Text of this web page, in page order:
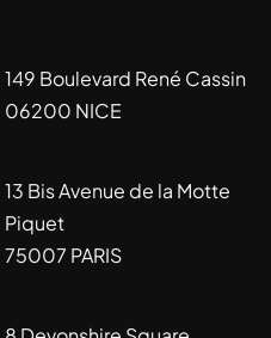
149 Boulevard René Cassin
06200 NICE
13 Bis Avenue de la Motte
Piquet
75007 PARIS